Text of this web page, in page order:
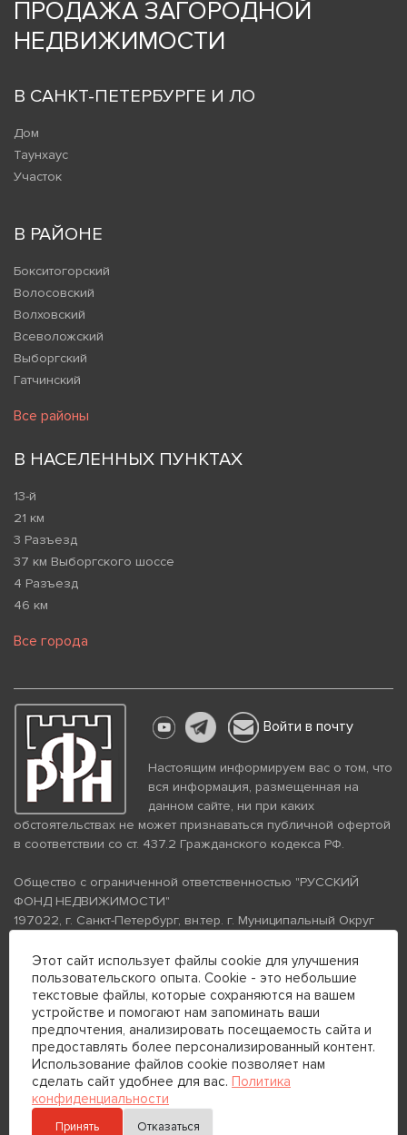
ПРОДАЖА ЗАГОРОДНОЙ
НЕДВИЖИМОСТИ
В САНКТ-ПЕТЕРБУРГЕ И ЛО
Дом
Таунхаус
Участок
В РАЙОНЕ
Бокситогорский
Волосовский
Волховский
Всеволожский
Выборгский
Гатчинский
Все районы
В НАСЕЛЕННЫХ ПУНКТАХ
13-й
21 км
3 Разъезд
37 км Выборгского шоссе
4 Разъезд
46 км
Все города
Войти в почту
Настоящим информируем вас о том, что
вся информация, размещенная на
данном сайте, ни при каких
обстоятельствах не может признаваться публичной офертой
в соответствии со ст. 437.2 Гражданского кодекса РФ.
Общество с ограниченной ответственностью "РУССКИЙ
ФОНД НЕДВИЖИМОСТИ"
197022, г. Санкт-Петербург, вн.тер. г. Муниципальный Округ
помещение 26Н, комната 103
ИНН 7813672570 КПП 781301001 ОГРН 1237800058870
Политика конфиденциальности
Политика обработки
персональных данных
Телефон для связи:
+7 (812) 200-99-98
+7 (812) 200-88-89
Этот сайт использует файлы cookie для улучшения
пользовательского опыта. Cookie - это небольшие
текстовые файлы, которые сохраняются на вашем
устройстве и помогают нам запоминать ваши
предпочтения, анализировать посещаемость сайта и
предоставлять более персонализированный контент.
Использование файлов cookie позволяет нам
сделать сайт удобнее для вас. Политика
конфиденциальности
Принять Отказаться